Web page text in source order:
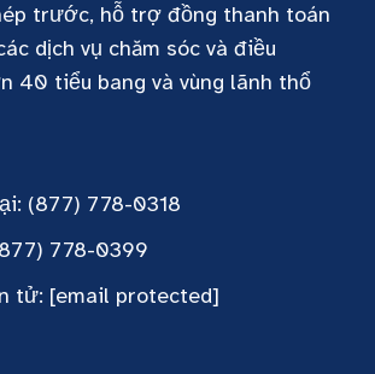
trước, hỗ trợ đồng thanh toán
dịch vụ chăm sóc và điều
40 tiểu bang và vùng lãnh thổ
(877) 778-0318
778-0399
tử: [email protected]